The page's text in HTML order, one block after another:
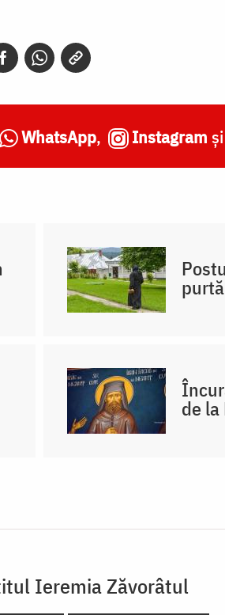
WhatsApp, Instagram și
de la
Ieremia Zăvorâtul